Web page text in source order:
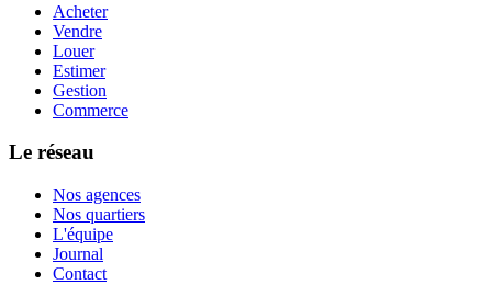
Acheter
Vendre
Louer
Estimer
Gestion
Commerce
Le réseau
Nos agences
Nos quartiers
L'équipe
Journal
Contact